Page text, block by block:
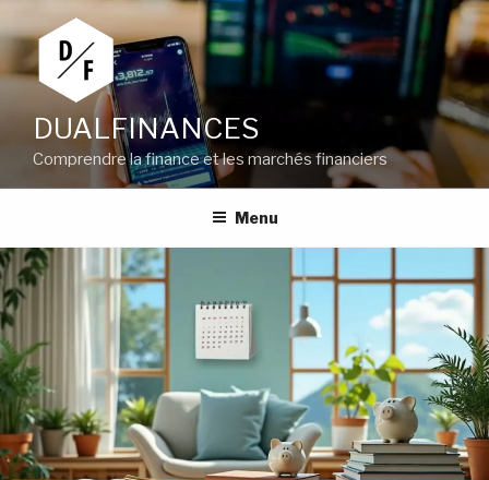
au
contenu
principal
DUALFINANCES
Comprendre la finance et les marchés financiers
Menu